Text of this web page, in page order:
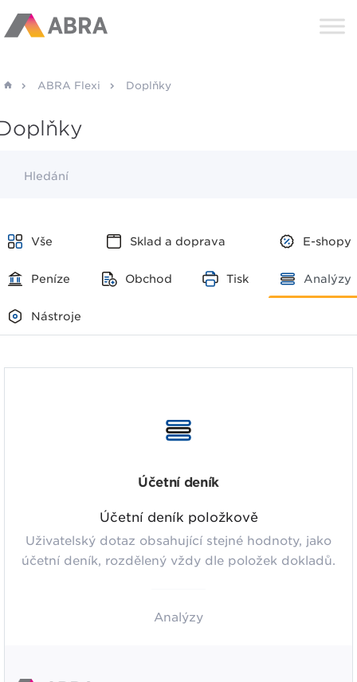
ABRA Flexi Doplňky
Hledání
Vše Sklad a doprava E-shopy
Peníze Obchod Tisk Analýzy
Nástroje
Účetní deník
Účetní deník položkově
Uživatelský dotaz obsahující stejné hodnoty, jako
účetní deník, rozdělený vždy dle položek dokladů.
Analýzy